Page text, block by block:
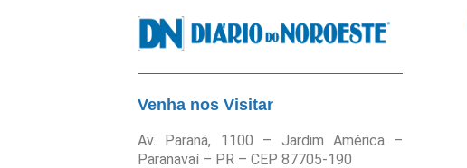
Venha nos Visitar
Av. Paraná, 1100 – Jardim América –
Paranavaí – PR – CEP 87705-190